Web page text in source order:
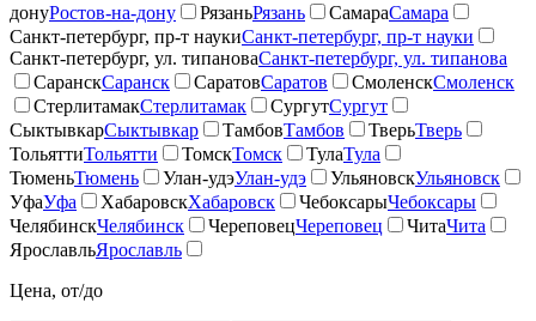
донуРостов-на-дону РязаньРязань СамараСамара
Санкт-петербург, пр-т наукиСанкт-петербург, пр-т науки
Санкт-петербург, ул. типановаСанкт-петербург, ул. типанова
СаранскСаранск СаратовСаратов СмоленскСмоленск
СтерлитамакСтерлитамак СургутСургут
СыктывкарСыктывкар ТамбовТамбов ТверьТверь
ТольяттиТольятти ТомскТомск ТулаТула
ТюменьТюмень Улан-удэУлан-удэ УльяновскУльяновск
УфаУфа ХабаровскХабаровск ЧебоксарыЧебоксары
ЧелябинскЧелябинск ЧереповецЧереповец ЧитаЧита
ЯрославльЯрославль
Цена, от/до